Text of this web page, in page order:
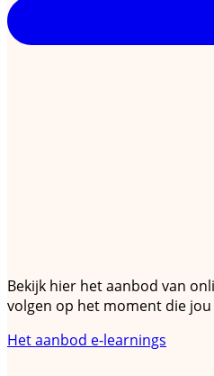
Bekijk hier het aanbod van
volgen op het moment die
Het aanbod e-learnings